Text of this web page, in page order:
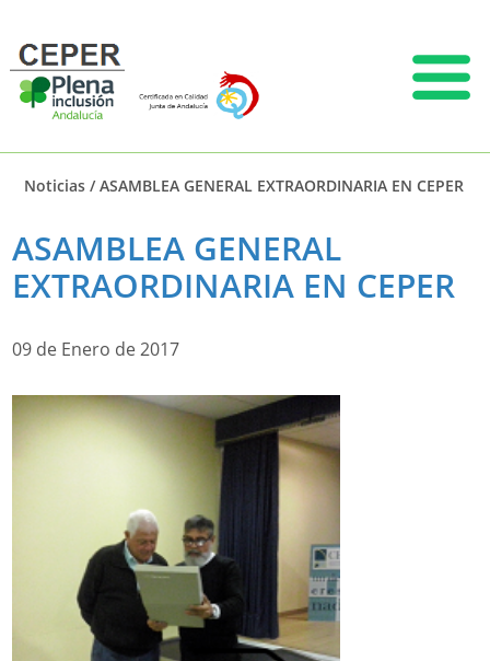
Noticias/ASAMBLEA GENERAL EXTRAORDINARIA EN CEPER
ASAMBLEA GENERAL
EXTRAORDINARIA EN CEPER
09 de Enero de 2017